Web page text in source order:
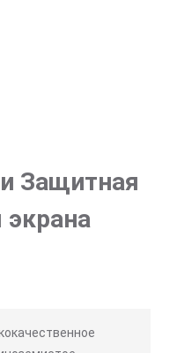
Защитная
экрана